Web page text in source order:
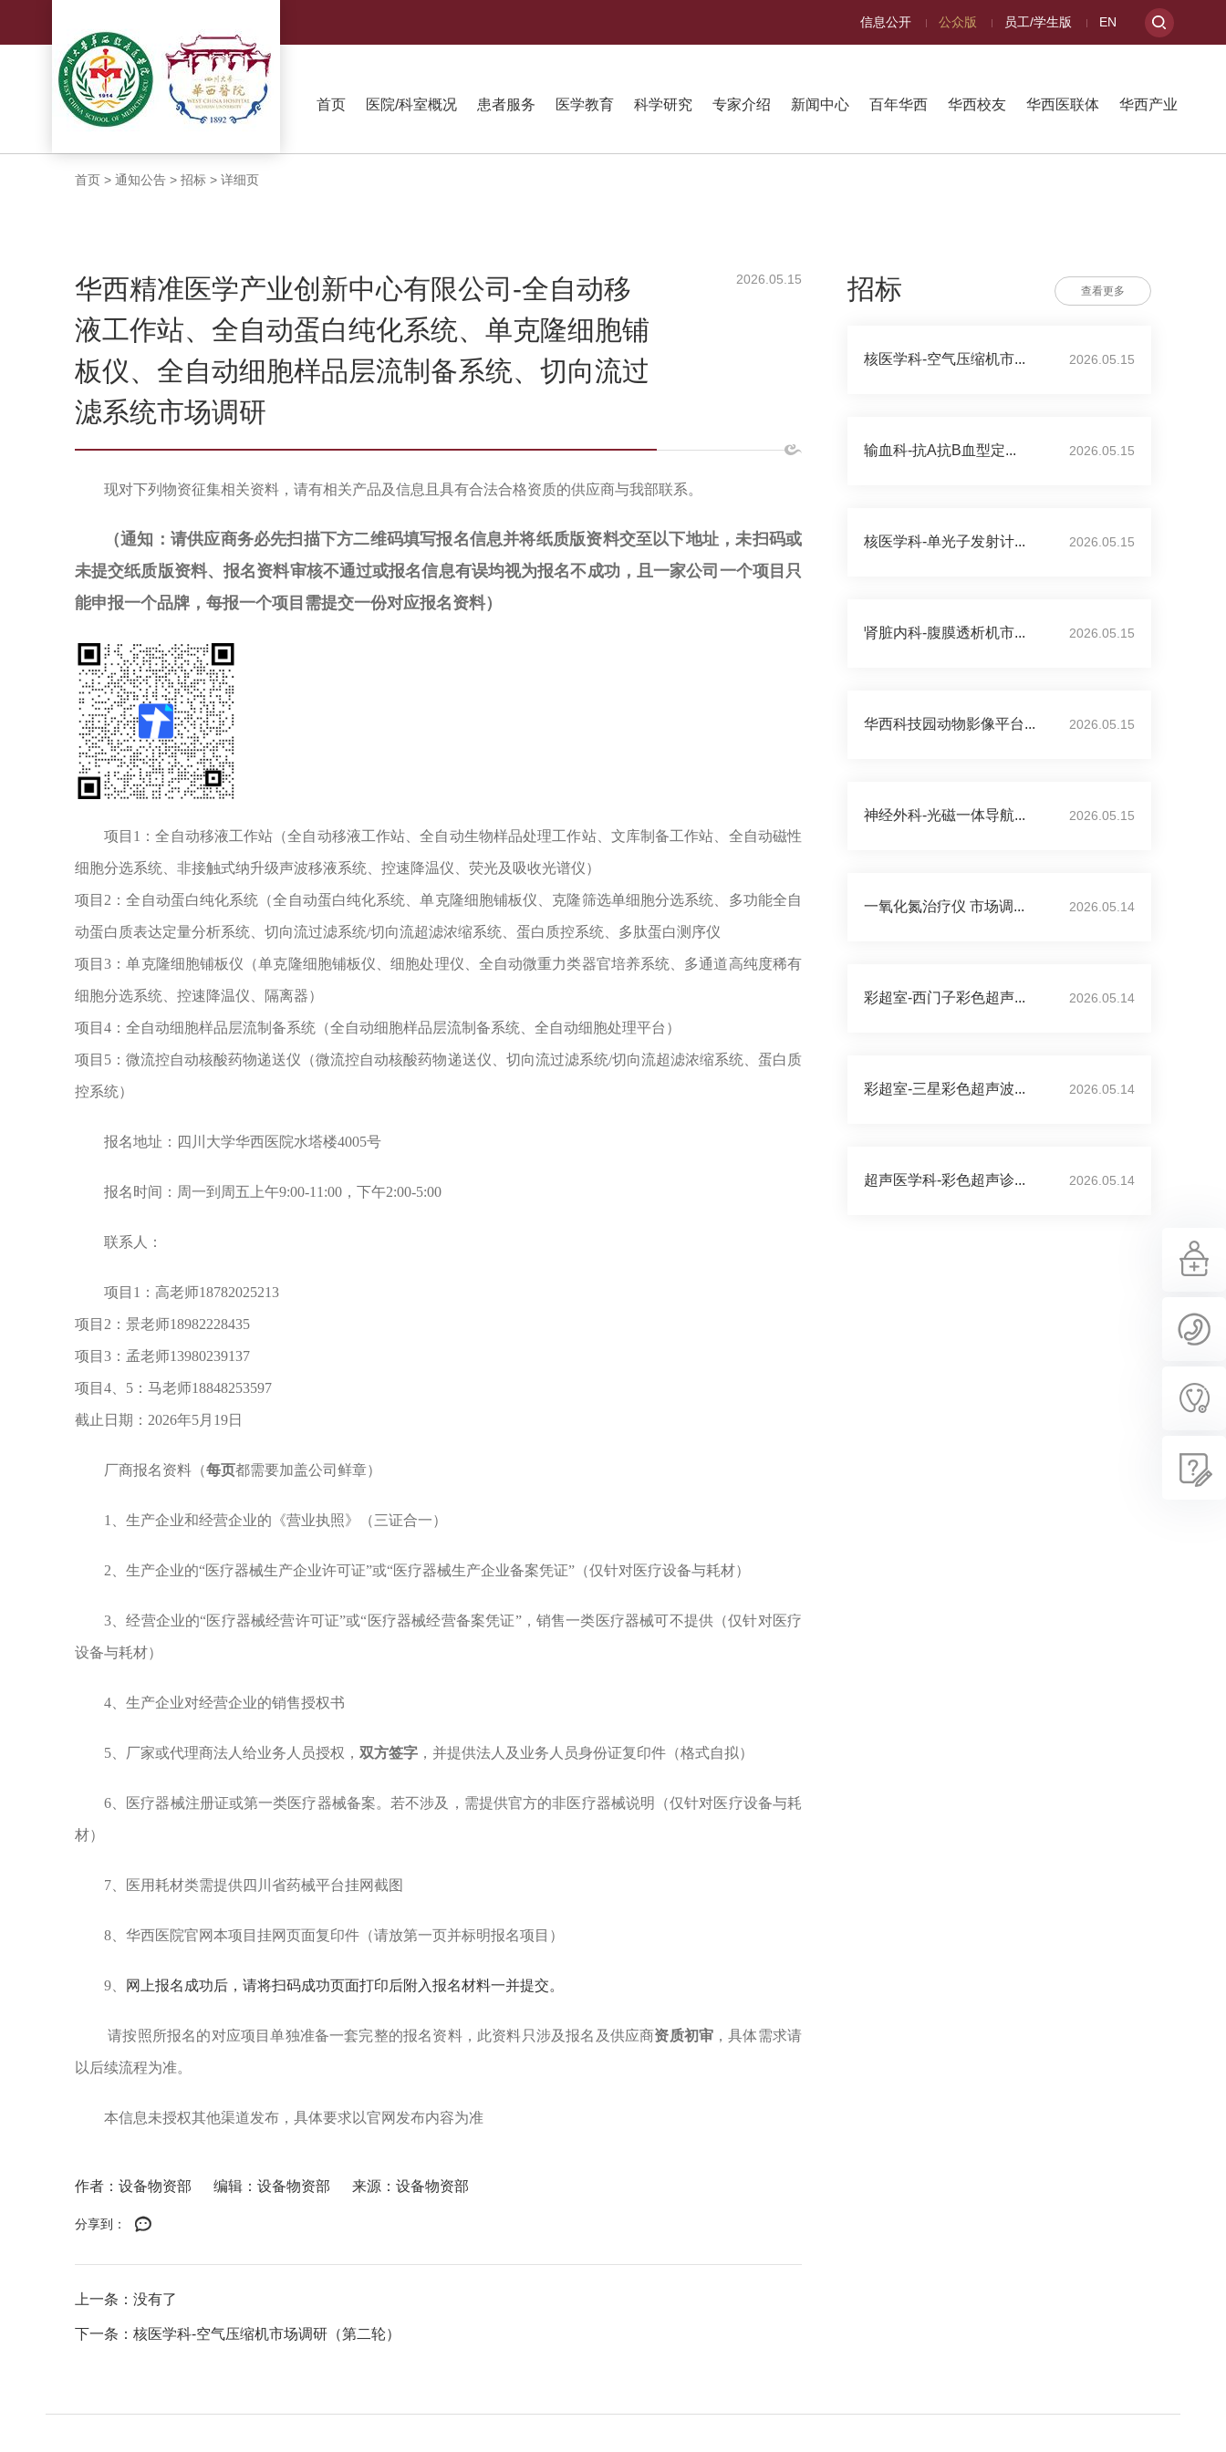
信息公开 公众版 员工/学生版 EN
首页 医院/科室概况 患者服务 医学教育 科学研究 专家介绍 新闻中心 百年华西 华西校友 华西医联体 华西产业
首页 > 通知公告 > 招标 > 详细页
华西精准医学产业创新中心有限公司-全自动移
液工作站、全自动蛋白纯化系统、单克隆细胞铺
板仪、全自动细胞样品层流制备系统、切向流过
滤系统市场调研
2026.05.15
现对下列物资征集相关资料，请有相关产品及信息且具有合法合格资质的供应商与我部联系。
（通知：请供应商务必先扫描下方二维码填写报名信息并将纸质版资料交至以下地址，未扫码或
未提交纸质版资料、报名资料审核不通过或报名信息有误均视为报名不成功， 且一家公司一个项目只
能申报一个品牌 ，每报一个项目需提交一份对应报名资料）
项目1：全自动移液工作站（全自动移液工作站、全自动生物样品处理工作站、文库制备工作站、全自动磁性
细胞分选系统、非接触式纳升级声波移液系统、控速降温仪、荧光及吸收光谱仪）
项目2：全自动蛋白纯化系统（全自动蛋白纯化系统、单克隆细胞铺板仪、克隆筛选单细胞分选系统、多功能全自
动蛋白质表达定量分析系统、切向流过滤系统/切向流超滤浓缩系统、蛋白质控系统、多肽蛋白测序仪
项目3：单克隆细胞铺板仪（单克隆细胞铺板仪、细胞处理仪、全自动微重力类器官培养系统、多通道高纯度稀有
细胞分选系统、控速降温仪、隔离器）
项目4：全自动细胞样品层流制备系统（全自动细胞样品层流制备系统、全自动细胞处理平台）
项目5：微流控自动核酸药物递送仪（微流控自动核酸药物递送仪、切向流过滤系统/切向流超滤浓缩系统、蛋白质
控系统）
报名地址：四川大学华西医院水塔楼4005号
报名时间：周一到周五上午9:00-11:00，下午2:00-5:00
联系人：
项目1：高老师18782025213
项目2：景老师18982228435
项目3：孟老师13980239137
项目4、5：马老师18848253597
截止日期：2026年5月19日
厂商报名资料（每页都需要加盖公司鲜章）
1 、生产企业和经营企业的 《营业执照》（三证合一）
2、生产企业的“医疗器械生产企业许可证”或“医疗器械生产企业备案凭证” （仅针对医疗设备与耗材）
3、经营企业的“医疗器械经营许可证”或“医疗器械经营备案凭证”， 销售一类医疗器械可不提供 （仅针对医疗
设备与耗材）
4、生产企业对经营企业的销售授权书
5、厂家或代理商法人给业务人员授权， 双方签字 ，并提供法人及业务人员身份证复印件（格式自拟）
6、医疗器械注册证或第一类医疗器械备案。若不涉及，需提供官方的非医疗器械说明（仅针对医疗设备与耗
材）
7、医用耗材类需提供四川省药械平台挂网截图
8、华西医院官网本项目挂网页面复印件（请放第一页并标明报名项目）
9、 网上报名成功后，请将扫码成功页面打印后附入报名材料一并提交。
请按照所报名的对应项目单独准备一套完整的报名资料，此资料只涉及报名及供应商资质初审 ，具体需求请
以后续流程为准。
本信息未授权其他渠道发布，具体要求以官网发布内容为准
作者：设备物资部 编辑：设备物资部 来源：设备物资部
分享到：
上一条：没有了
下一条：核医学科-空气压缩机市场调研（第二轮）
招标 查看更多
核医学科-空气压缩机市... 2026.05.15
输血科-抗A抗B血型定... 2026.05.15
核医学科-单光子发射计... 2026.05.15
肾脏内科-腹膜透析机市... 2026.05.15
华西科技园动物影像平台... 2026.05.15
神经外科-光磁一体导航... 2026.05.15
一氧化氮治疗仪 市场调... 2026.05.14
彩超室-西门子彩色超声... 2026.05.14
彩超室-三星彩色超声波... 2026.05.14
超声医学科-彩色超声诊... 2026.05.14